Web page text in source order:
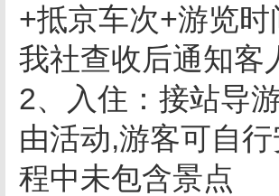
+抵京车次+游览
我社查收后通知客
2、入住：接站导
由活动,游客可自
程中未包含景点